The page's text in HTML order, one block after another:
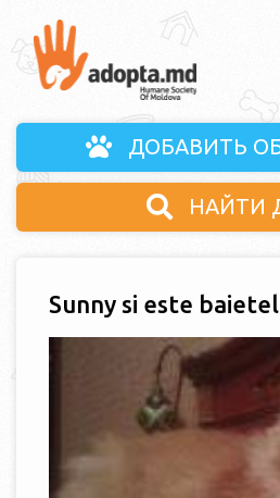
ДОБАВИТЬ
НАЙТИ
Sunny si este baietel